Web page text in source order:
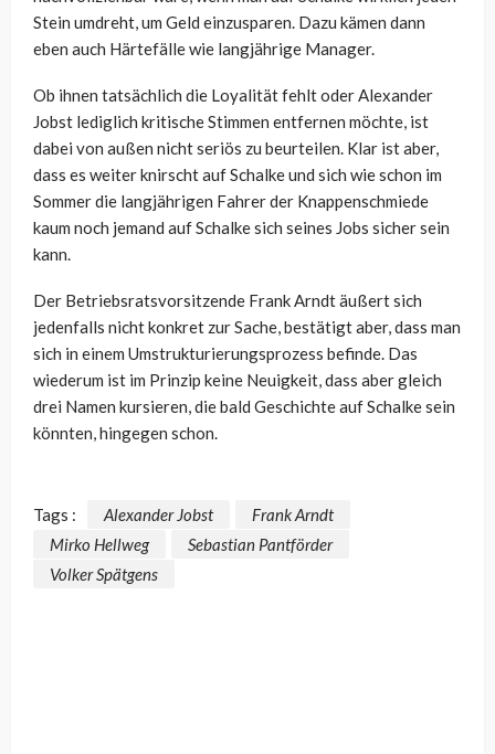
Stein umdreht, um Geld einzusparen. Dazu kämen dann
eben auch Härtefälle wie langjährige Manager.
Ob ihnen tatsächlich die Loyalität fehlt oder Alexander
Jobst lediglich kritische Stimmen entfernen möchte, ist
dabei von außen nicht seriös zu beurteilen. Klar ist aber,
dass es weiter knirscht auf Schalke und sich wie schon im
Sommer die langjährigen Fahrer der Knappenschmiede
kaum noch jemand auf Schalke sich seines Jobs sicher sein
kann.
Der Betriebsratsvorsitzende Frank Arndt äußert sich
jedenfalls nicht konkret zur Sache, bestätigt aber, dass man
sich in einem Umstrukturierungsprozess befinde. Das
wiederum ist im Prinzip keine Neuigkeit, dass aber gleich
drei Namen kursieren, die bald Geschichte auf Schalke sein
könnten, hingegen schon.
Tags : Alexander Jobst
Frank Arndt
Mirko Hellweg
Sebastian Pantförder
Volker Spätgens